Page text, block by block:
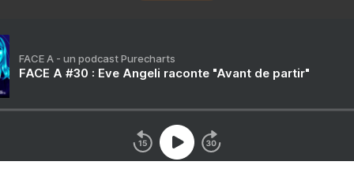
FACE A - un podcast Purecharts
FACE A #30 : Eve Angeli raconte "Avant de partir"